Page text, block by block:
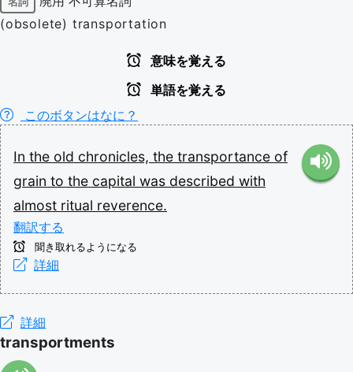
(obsolete) transportation
意味を覚える
単語を覚える
このボタンはなに？
In the old chronicles, the transportance of
grain to the capital was described with
almost ritual reverence.
翻訳する
聞き取れるようになる
詳細
詳細
transportments